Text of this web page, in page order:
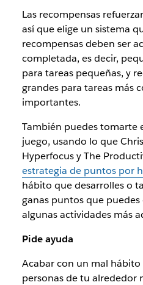
Las recompensas
así que elige un sistema
recompensas deben ser
completada, es decir,
para tareas pequeñas, y
grandes para tareas más
importantes.
También puedes tomarte
juego, usando lo que
Hyperfocus y The
estrategia de puntos por
hábito que desarrolles o
ganas puntos que
algunas actividades más
Pide ayuda
Acabar con un mal hábito
personas de tu alrededor